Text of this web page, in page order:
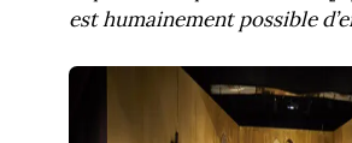
est humainement possible